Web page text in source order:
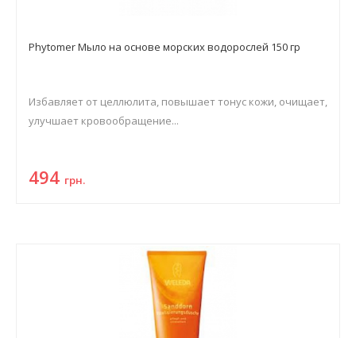
Phytomer Мыло на основе морских водорослей 150 гр
Избавляет от целлюлита, повышает тонус кожи, очищает,
улучшает кровообращение...
494 грн.